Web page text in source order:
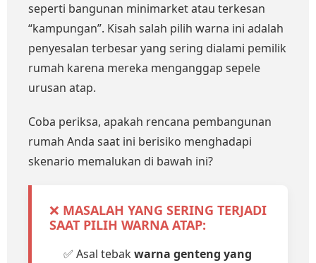
seperti bangunan minimarket atau terkesan
“kampungan”. Kisah salah pilih warna ini adalah
penyesalan terbesar yang sering dialami pemilik
rumah karena mereka menganggap sepele
urusan atap.
Coba periksa, apakah rencana pembangunan
rumah Anda saat ini berisiko menghadapi
skenario memalukan di bawah ini?
❌ MASALAH YANG SERING TERJADI
SAAT PILIH WARNA ATAP:
✅ Asal tebakwarna genteng yang